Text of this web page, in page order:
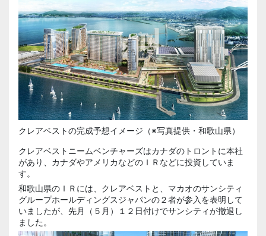
クレアベストの完成予想イメージ（※写真提供・和歌山県）
クレアベストニームベンチャーズはカナダのトロントに本社
があり、カナダやアメリカなどのＩＲなどに投資していま
す。
和歌山県のＩＲには、クレアベストと、マカオのサンシティ
グループホールディングスジャパンの２者が参入を表明して
いましたが、先月（５月）１２日付けでサンシティが撤退し
ました。